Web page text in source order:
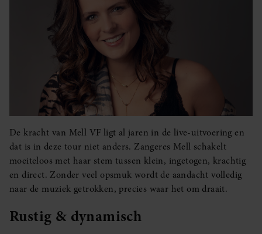
De kracht van Mell VF ligt al jaren in de live-uitvoering en
dat is in deze tour niet anders. Zangeres Mell schakelt
moeiteloos met haar stem tussen klein, ingetogen, krachtig
en direct. Zonder veel opsmuk wordt de aandacht volledig
naar de muziek getrokken, precies waar het om draait.
Rustig & dynamisch